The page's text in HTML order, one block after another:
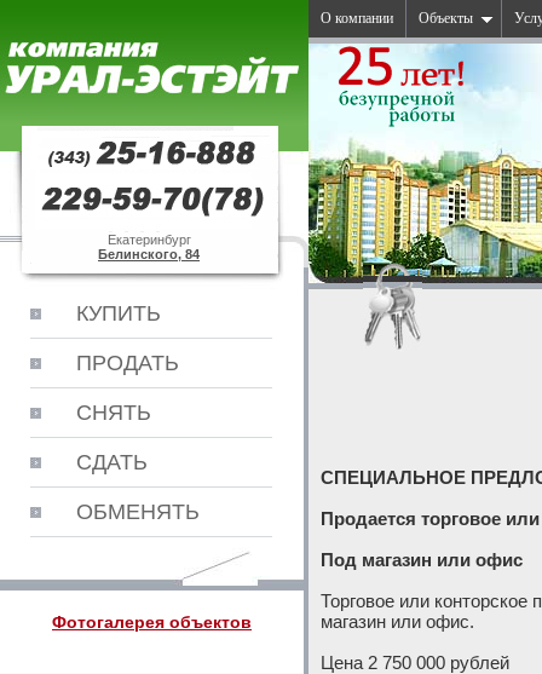
Екатеринбург
Белинского, 84
КУПИТЬ
ПРОДАТЬ
СНЯТЬ
СДАТЬ
ОБМЕНЯТЬ
Фотогалерея объектов
О компании Объекты
СПЕЦИАЛЬНОЕ
Продается торговое
Под магазин или офис
Торговое или
магазин или офис.
Цена 2 750 000 рублей